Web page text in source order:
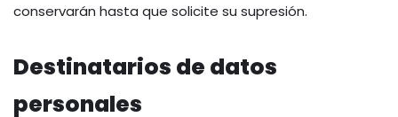
conservarán hasta que solicite su supresión.
Destinatarios de datos
personales